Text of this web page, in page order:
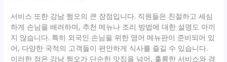
서비스 또한 강남 쩜오의 큰 장점입니다. 직원들은 친절하고 세심
하게 손님을 배려하며, 추천 메뉴나 조리 방법에 대한 설명도 아끼
지 않습니다. 특히 외국인 손님을 위한 영어 메뉴판이 준비되어 있
어, 다양한 국적의 고객들이 편안하게 식사를 즐길 수 있습니다.
이러한 점은 강남 쩜오가 단순한 맛집을 넘어, 훌륭한 서비스와 경